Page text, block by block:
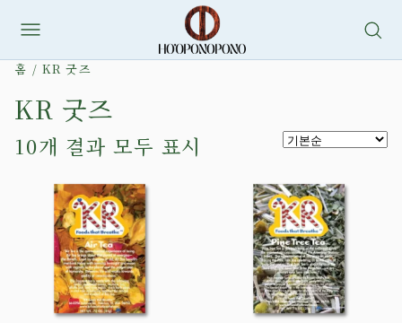
츠
로
바
홈 / KR 굿즈
KR 굿즈
10개 결과 모두 표시